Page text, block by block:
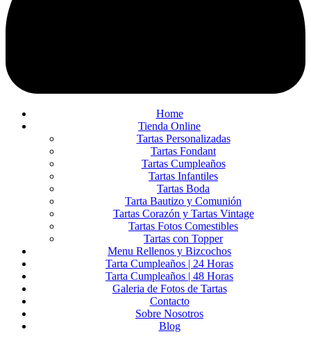
Home
Tienda Online
Tartas Personalizadas
Tartas Fondant
Tartas Cumpleaños
Tartas Infantiles
Tartas Boda
Tarta Bautizo y Comunión
Tartas Corazón y Tartas Vintage
Tartas Fotos Comestibles
Tartas con Topper
Menu Rellenos y Bizcochos
Tarta Cumpleaños | 24 Horas
Tarta Cumpleaños | 48 Horas
Galeria de Fotos de Tartas
Contacto
Sobre Nosotros
Blog